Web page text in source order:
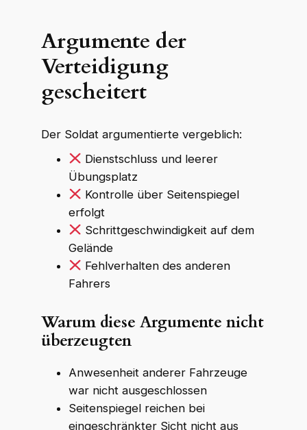
Argumente der
Verteidigung
gescheitert
Der Soldat argumentierte vergeblich:
Dienstschluss und leerer
Übungsplatz
Kontrolle über Seitenspiegel
erfolgt
Schrittgeschwindigkeit auf dem
Gelände
Fehlverhalten des anderen
Fahrers
Warum diese Argumente nicht
überzeugten
Anwesenheit anderer Fahrzeuge
war nicht ausgeschlossen
Seitenspiegel reichen bei
eingeschränkter Sicht nicht aus